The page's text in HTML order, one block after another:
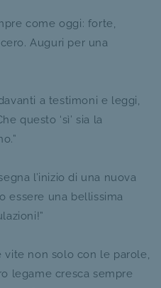
come oggi: forte,
Auguri per una
a testimoni e leggi,
questo ‘sì’ sia la
l’inizio di una nuova
essere una bellissima
vite non solo con le parole,
legame cresca sempre